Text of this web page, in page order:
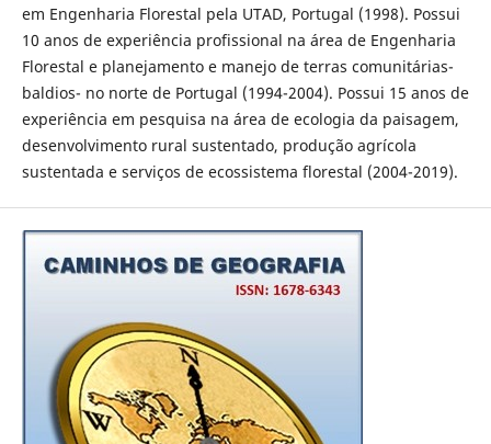
em Engenharia Florestal pela UTAD, Portugal (1998). Possui
10 anos de experiência profissional na área de Engenharia
Florestal e planejamento e manejo de terras comunitárias-
baldios- no norte de Portugal (1994-2004). Possui 15 anos de
experiência em pesquisa na área de ecologia da paisagem,
desenvolvimento rural sustentado, produção agrícola
sustentada e serviços de ecossistema florestal (2004-2019).